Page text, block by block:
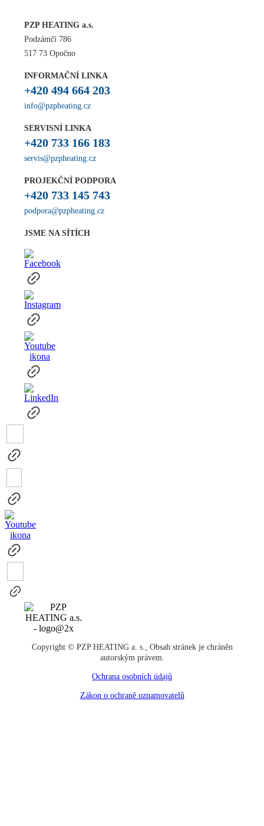
PZP HEATING a.s.
Podzámčí 786
517 73 Opočno
INFORMAČNÍ LINKA
+420 494 664 203
info@pzpheating.cz
SERVISNÍ LINKA
+420 733 166 183
servis@pzpheating.cz
PROJEKČNÍ PODPORA
+420 733 145 743
podpora@pzpheating.cz
JSME NA SÍTÍCH
Copyright © PZP HEATING a. s., Obsah stránek je chráněn
autorským právem.
Ochrana osobních údajů
Zákon o ochraně oznamovatelů